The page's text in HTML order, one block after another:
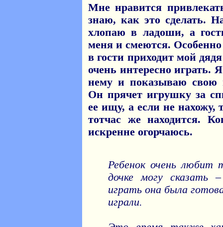
Мне нравится
знаю, как это сделать.
хлопаю в ладоши, а
меня и смеются.
в гости приходит мой
очень интересно играть.
нему и показываю
Он прячет игрушку за
ее ищу, а если не
тотчас же находится.
искренне огорчаюсь.
Ребенок очень любит
дочке могу сказать
играть она была
играли.